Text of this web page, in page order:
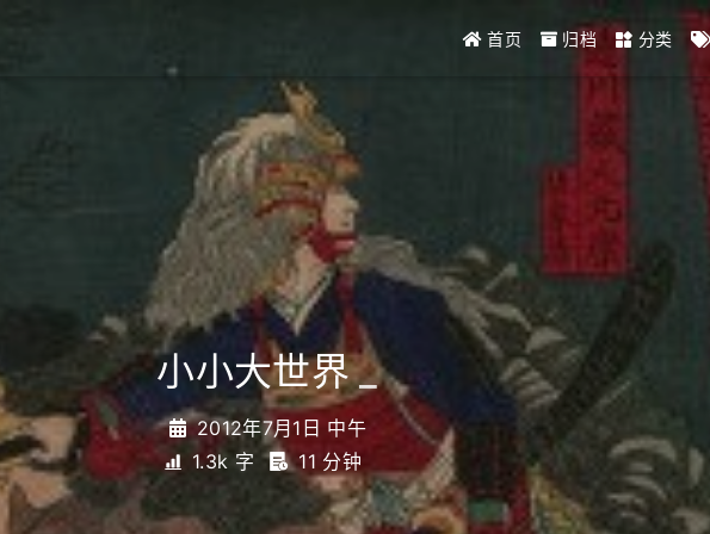
首页 归档 分类
小小大世界_
2012年7月1日 中午
1.3k 字
11 分钟